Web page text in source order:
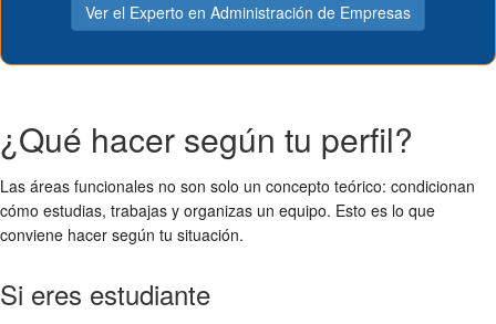
Ver el Experto en Administración de Empresas
¿Qué hacer según tu perfil?
Las áreas funcionales no son solo un concepto teórico: condicionan
cómo estudias, trabajas y organizas un equipo. Esto es lo que
conviene hacer según tu situación.
Si eres estudiante